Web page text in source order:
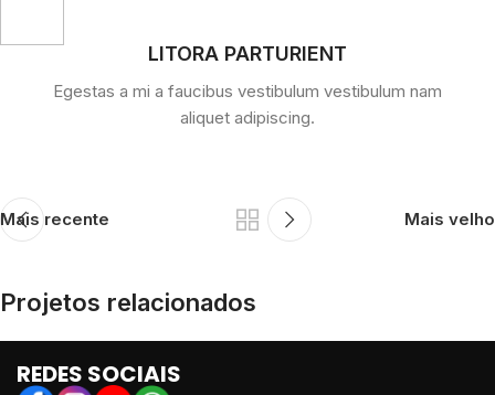
LITORA PARTURIENT
Egestas a mi a faucibus vestibulum vestibulum nam
aliquet adipiscing.
Mais recente Mais velho
Projetos relacionados
REDES SOCIAIS